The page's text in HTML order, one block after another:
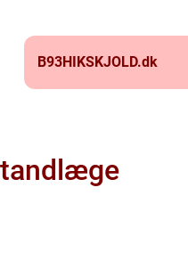
B93HIKSKJOLD.dk
tandlæge